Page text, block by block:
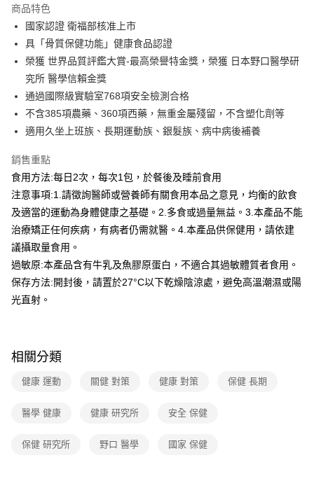
常溫-付款後全家取貨
免運費
商品特色
國家認證 衛福部核准上市
具「骨質保健功能」健康食品認證
榮獲 世界品質評鑑大賞-最高榮譽特金獎，榮獲 日本野口醫學研
究所 醫學信賴金獎
通過國際級實驗室768項安全檢測合格
不含385項農藥、360項西藥，無重金屬殘留，不含塑化劑等
適用久坐上班族、長期運動族、銀髮族、病中病後補養
銷售重點
食用方法:每日2次，每次1包，於餐後及睡前食用
注意事項:1.請徵詢醫師或營養師有關食用本品之意見，均衡的飲食
及適當的運動為身體健康之基礎。2.多食或過量無益。3.本產品不能
治療矯正任何疾病，有病者仍需就醫。4.本產品供保健用，請依建
議攝取量食用。
過敏原:本產品含有牛乳及魚膠原蛋白，不適合其過敏體質者食用。
保存方法:開封後，請置於27°C以下乾燥陰涼處，避免高溫潮濕或陽
光直射。
相關分類
健康 運動 關健 對策 健康 對策 保健 長期
醫學 健康 健康 研究所 安全 保健
保健 研究所 野口 醫學 國家 保健